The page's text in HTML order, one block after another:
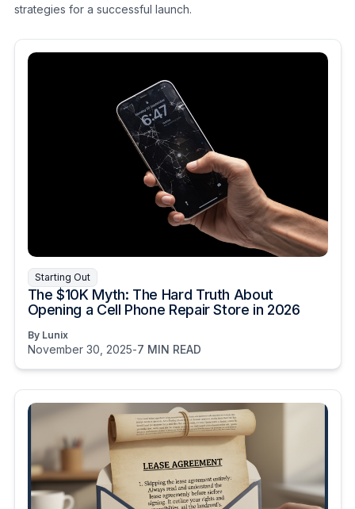
strategies for a successful launch.
Starting Out
The $10K Myth: The Hard Truth About
Opening a Cell Phone Repair Store in 2026
By Lunix
November 30, 2025-7 MIN READ